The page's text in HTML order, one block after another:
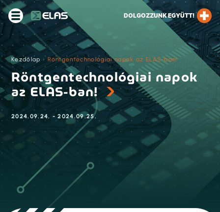
DOLGOZZUNK EGYÜTT!
Kezdőlap › Röntgentechnológiai napok az ELAS-ban!
Röntgentechnológiai napok
az ELAS-ban!
2024.09.24. - 2024.09.25.